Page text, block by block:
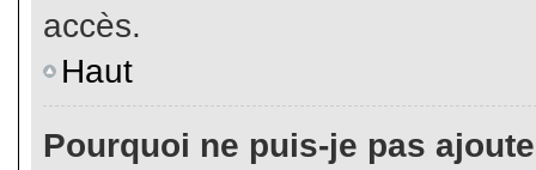
accès.
Haut
Pourquoi ne puis-je pas